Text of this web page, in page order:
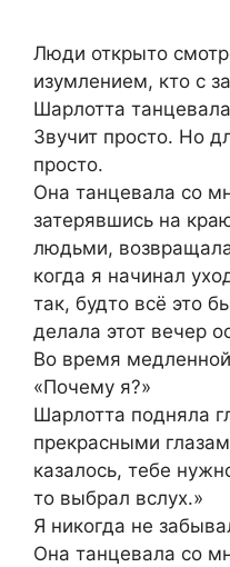
Люди открыто
изумлением, кто с
Шарлотта
Звучит просто. Но
просто.
Она танцевала со
затерявшись на
людьми,
когда я начинал
так, будто всё это
делала этот вечер
Во время
«Почему я?»
Шарлотта подняла
прекрасными
казалось, тебе
то выбрал вслух.»
Я никогда не
Она танцевала со